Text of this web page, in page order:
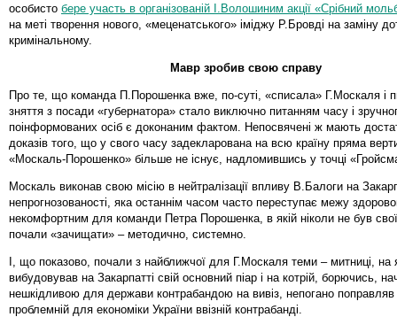
особисто бере участь в організованій І.Волошиним акції «Срібний
на меті творення нового, «меценатського» іміджу Р.Бровді на заміну
кримінальному.
Мавр зробив свою справу
Про те, що команда П.Порошенка вже, по-суті, «списала» Г.Москаля і
зняття з посади «губернатора» стало виключно питанням часу і
поінформованих осіб є доконаним фактом. Непосвячені ж мають
доказів того, що у свого часу задекларована на всю країну пряма
«Москаль-Порошенко» більше не існує, надломившись у точці
Москаль виконав свою місію в нейтралізації впливу В.Балоги на
непрогнозованості, яка останнім часом часто переступає межу
некомфортним для команди Петра Порошенка, в якій ніколи не був
почали «зачищати» – методично, системно.
І, що показово, почали з найближчої для Г.Москаля теми – митниці, на
вибудовував на Закарпатті свій основний піар і на котрій, борючись,
нешкідливою для держави контрабандою на вивіз, непогано поправляв
проблемній для економіки України ввізній контрабанді.